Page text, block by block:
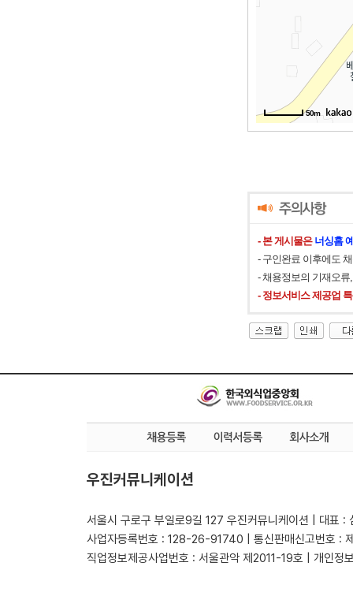
50m
50m
- 본 게시물은 너싱홈
- 구인완료 이후에도
- 채용정보의 기재오
- 정보서비스 제공업
우진커뮤니케이션
서울시 구로구 부일로9길 127 우진커뮤니케이션 | 대표 :
사업자등록번호 : 128-26-91740 | 통신판매신고번호 :
직업정보제공사업번호 : 서울관악 제2011-19호 | 개인정